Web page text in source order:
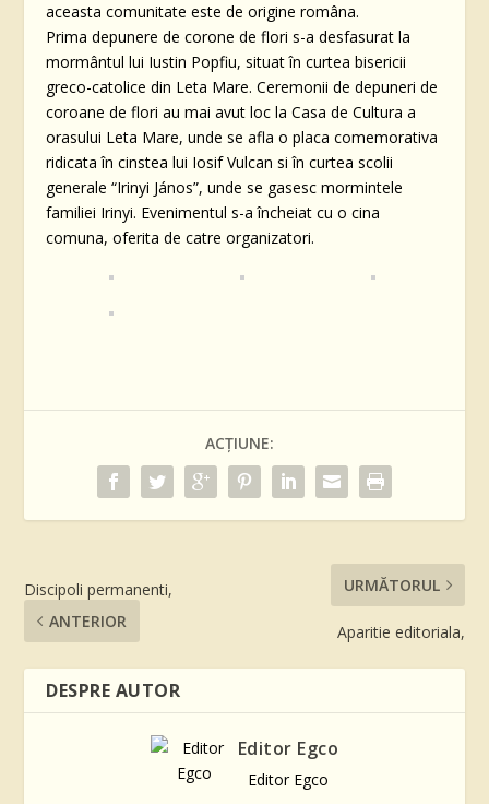
aceasta comunitate este de origine româna.
Prima depunere de corone de flori s-a desfasurat la
mormântul lui Iustin Popfiu, situat în curtea bisericii
greco-catolice din Leta Mare. Ceremonii de depuneri de
coroane de flori au mai avut loc la Casa de Cultura a
orasului Leta Mare, unde se afla o placa comemorativa
ridicata în cinstea lui Iosif Vulcan si în curtea scolii
generale “Irinyi János”, unde se gasesc mormintele
familiei Irinyi. Evenimentul s-a încheiat cu o cina
comuna, oferita de catre organizatori.
ACȚIUNE:
Discipoli permanenti,
ANTERIOR
URMĂTORUL
Aparitie editoriala,
DESPRE AUTOR
Editor Egco
Editor Egco